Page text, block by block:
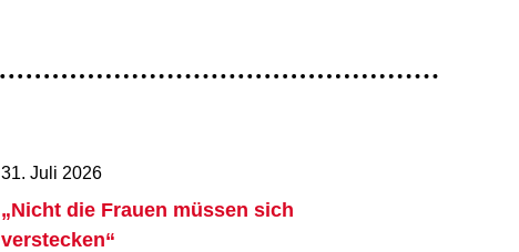
31. Juli 2026
„Nicht die Frauen müssen sich
verstecken“